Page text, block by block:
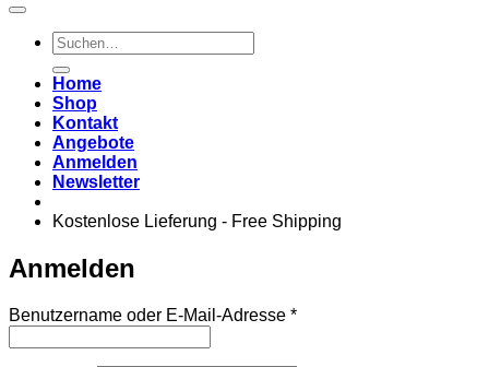
Suchen
nach:
Home
Shop
Kontakt
Angebote
Anmelden
Newsletter
Kostenlose Lieferung - Free Shipping
Anmelden
Benutzername oder E-Mail-Adresse *Erforderlich